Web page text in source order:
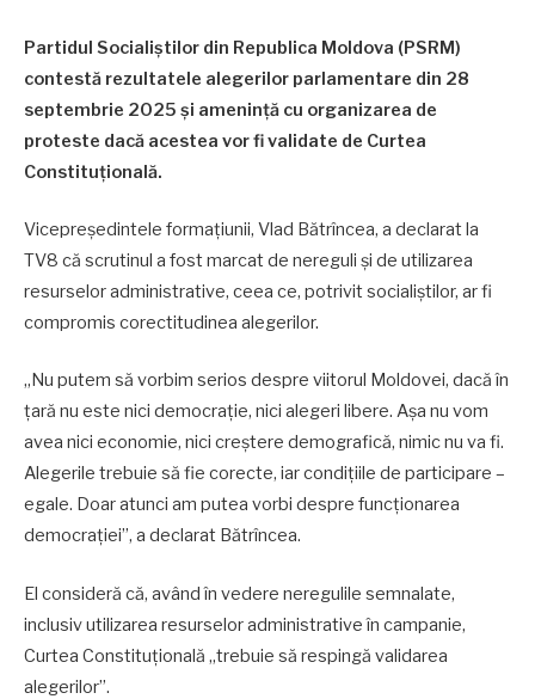
Partidul Socialiștilor din Republica Moldova (PSRM)
contestă rezultatele alegerilor parlamentare din 28
septembrie 2025 și amenință cu organizarea de
proteste dacă acestea vor fi validate de Curtea
Constituțională.
Vicepreședintele formațiunii, Vlad Bătrîncea, a declarat la
TV8 că scrutinul a fost marcat de nereguli și de utilizarea
resurselor administrative, ceea ce, potrivit socialiștilor, ar fi
compromis corectitudinea alegerilor.
„Nu putem să vorbim serios despre viitorul Moldovei, dacă în
țară nu este nici democrație, nici alegeri libere. Așa nu vom
avea nici economie, nici creștere demografică, nimic nu va fi.
Alegerile trebuie să fie corecte, iar condițiile de participare –
egale. Doar atunci am putea vorbi despre funcționarea
democrației”, a declarat Bătrîncea.
El consideră că, având în vedere neregulile semnalate,
inclusiv utilizarea resurselor administrative în campanie,
Curtea Constituțională „trebuie să respingă validarea
alegerilor”.